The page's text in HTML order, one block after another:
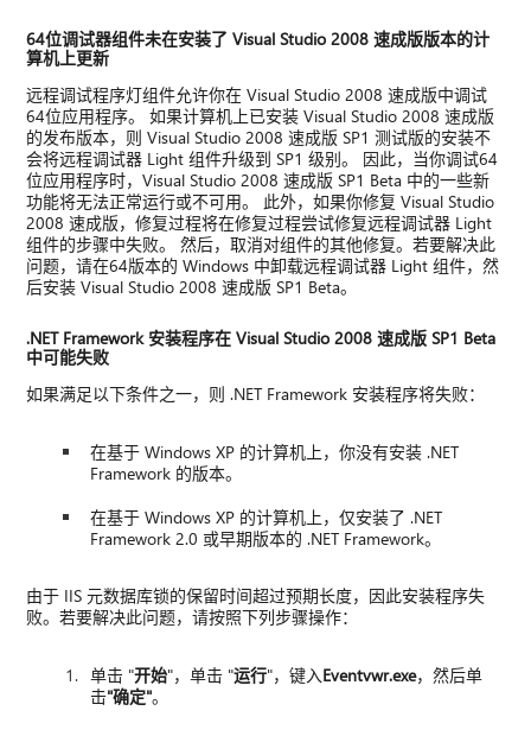
64位调试器组件未在安装了 Visual Studio 2008 速成版版本的计
算机上更新
远程调试程序灯组件允许你在 Visual Studio 2008 速成版中调试
64位应用程序。 如果计算机上已安装 Visual Studio 2008 速成版
的发布版本，则 Visual Studio 2008 速成版 SP1 测试版的安装不
会将远程调试器 Light 组件升级到 SP1 级别。 因此，当你调试64
位应用程序时，Visual Studio 2008 速成版 SP1 Beta 中的一些新
功能将无法正常运行或不可用。 此外，如果你修复 Visual Studio
2008 速成版，修复过程将在修复过程尝试修复远程调试器 Light
组件的步骤中失败。 然后，取消对组件的其他修复。若要解决此
问题，请在64版本的 Windows 中卸载远程调试器 Light 组件，然
后安装 Visual Studio 2008 速成版 SP1 Beta。
.NET Framework 安装程序在 Visual Studio 2008 速成版 SP1 Beta
中可能失败
如果满足以下条件之一，则 .NET Framework 安装程序将失败：
在基于 Windows XP 的计算机上，你没有安装 .NET
Framework 的版本。
在基于 Windows XP 的计算机上，仅安装了 .NET
Framework 2.0 或早期版本的 .NET Framework。
由于 IIS 元数据库锁的保留时间超过预期长度，因此安装程序失
败。若要解决此问题，请按照下列步骤操作：
单击 "开始"，单击 "运行"，键入Eventvwr.exe，然后单
击"确定"。